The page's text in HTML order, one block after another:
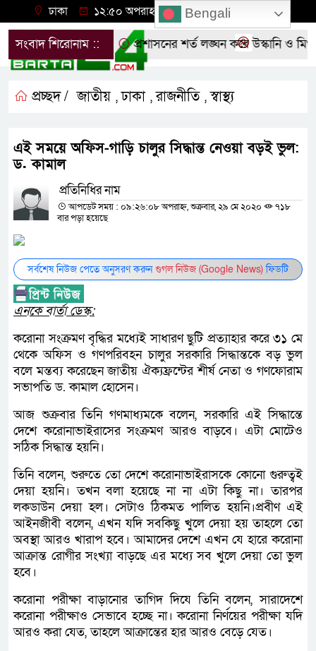
ঢাকা ১২:৫০ অপরাহ্ন, বৃহস্পতিবার, ০৬ অগাস্ট ২০২৬
সংবাদ শিরোনাম ::
বিক্ষোভ প্রশাসনের শর্ত লঙ্ঘন করে উস্কানি ও
প্রচ্ছদ / জাতীয় ,ঢাকা ,রাজনীতি ,স্বাস্থ্য
এই সময়ে অফিস-গাড়ি চালুর সিদ্ধান্ত নেওয়া বড়ই ভুল:
ড. কামাল
প্রতিনিধির নাম
আপডেট সময় : ০৯:২৬:০৮ অপরাহ্ন, শুক্রবার, ২৯ মে ২০২০
৭১৮
বার পড়া হয়েছে
সর্বশেষ নিউজ পেতে অনুসরণ করুনগুগল নিউজ (Google News)ফিডটি
এনকে বার্তা ডেস্ক:
করোনা সংক্রমণ বৃদ্ধির মধ্যেই সাধারণ ছুটি প্রত্যাহার করে ৩১ মে
থেকে অফিস ও গণপরিবহন চালুর সরকারি সিদ্ধান্তকে বড় ভুল
বলে মন্তব্য করেছেন জাতীয় ঐক্যফ্রন্টের শীর্ষ নেতা ও গণফোরাম
সভাপতি ড. কামাল হোসেন।
আজ শুক্রবার তিনি গণমাধ্যমকে বলেন, সরকারি এই সিদ্ধান্তে
দেশে করোনাভাইরাসের সংক্রমণ আরও বাড়বে। এটা মোটেও
সঠিক সিদ্ধান্ত হয়নি।
তিনি বলেন, শুরুতে তো দেশে করোনাভাইরাসকে কোনো গুরুত্বই
দেয়া হয়নি। তখন বলা হয়েছে না না এটা কিছু না। তারপর
লকডাউন দেয়া হল। সেটাও ঠিকমত পালিত হয়নি।প্রবীণ এই
আইনজীবী বলেন, এখন যদি সবকিছু খুলে দেয়া হয় তাহলে তো
অবস্থা আরও খারাপ হবে। আমাদের দেশে এখন যে হারে করোনা
আক্রান্ত রোগীর সংখ্যা বাড়ছে এর মধ্যে সব খুলে দেয়া তো ভুল
হবে।
করোনা পরীক্ষা বাড়ানোর তাগিদ দিযে তিনি বলেন, সারাদেশে
করোনা পরীক্ষাও সেভাবে হচ্ছে না। করোনা নির্ণয়ের পরীক্ষা যদি
আরও করা যেত, তাহলে আক্রান্তের হার আরও বেড়ে যেত।
Bengali